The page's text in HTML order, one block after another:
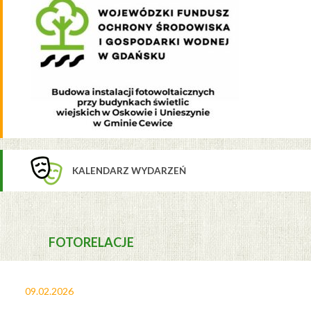
KALENDARZ WYDARZEŃ
FOTORELACJE
09.02.2026